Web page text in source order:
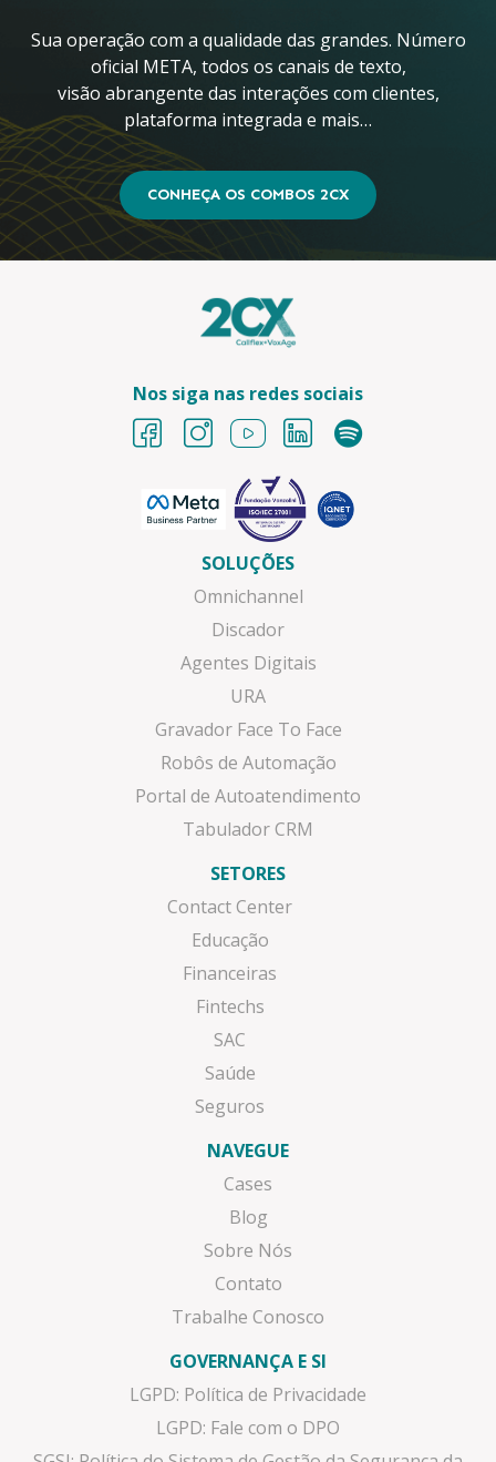
Sua operação com a qualidade das grandes. Número
oficial META, todos os canais de texto,
visão abrangente das interações com clientes,
plataforma integrada e mais…
CONHEÇA OS COMBOS 2CX
Nos siga nas redes sociais
SOLUÇÕES
Omnichannel
Discador
Agentes Digitais
URA
Gravador Face To Face
Robôs de Automação
Portal de Autoatendimento
Tabulador CRM
SETORES
Contact Center
Educação
Financeiras
Fintechs
SAC
Saúde
Seguros
NAVEGUE
Cases
Blog
Sobre Nós
Contato
Trabalhe Conosco
GOVERNANÇA E SI
LGPD: Política de Privacidade
LGPD: Fale com o DPO